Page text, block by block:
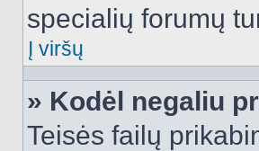
specialių forumų
Į viršų
» Kodėl negaliu
Teisės failų